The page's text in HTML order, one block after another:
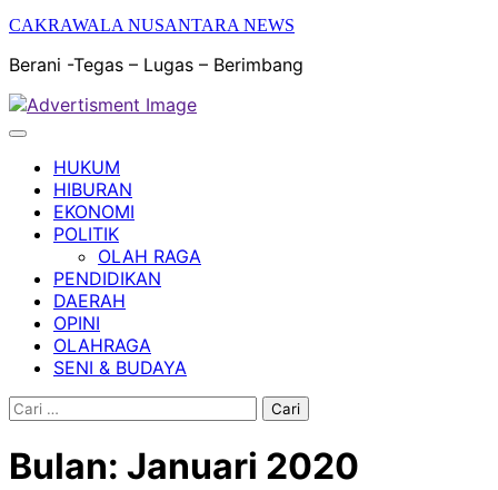
CAKRAWALA NUSANTARA NEWS
Berani -Tegas – Lugas – Berimbang
HUKUM
HIBURAN
EKONOMI
POLITIK
OLAH RAGA
PENDIDIKAN
DAERAH
OPINI
OLAHRAGA
SENI & BUDAYA
Cari
Bulan: Januari 2020